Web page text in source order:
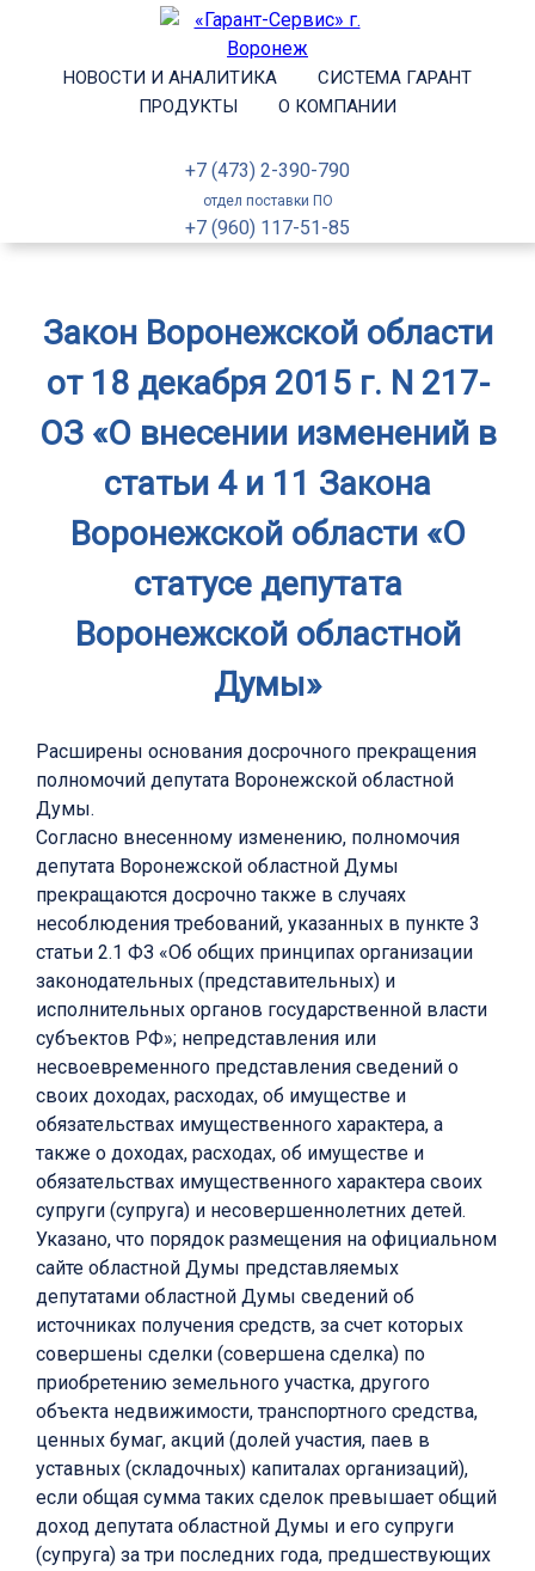
НОВОСТИ И АНАЛИТИКА
СИСТЕМА ГАРАНТ
ПРОДУКТЫ
О КОМПАНИИ
+7 (473) 2-390-790
отдел поставки ПО
+7 (960) 117-51-85
Закон Воронежской области
от 18 декабря 2015 г. N 217-
ОЗ «О внесении изменений в
статьи 4 и 11 Закона
Воронежской области «О
статусе депутата
Воронежской областной
Думы»
Расширены основания досрочного прекращения
полномочий депутата Воронежской областной
Думы.
Согласно внесенному изменению, полномочия
депутата Воронежской областной Думы
прекращаются досрочно также в случаях
несоблюдения требований, указанных в пункте 3
статьи 2.1 ФЗ «Об общих принципах организации
законодательных (представительных) и
исполнительных органов государственной власти
субъектов РФ»; непредставления или
несвоевременного представления сведений о
своих доходах, расходах, об имуществе и
обязательствах имущественного характера, а
также о доходах, расходах, об имуществе и
обязательствах имущественного характера своих
супруги (супруга) и несовершеннолетних детей.
Указано, что порядок размещения на официальном
сайте областной Думы представляемых
депутатами областной Думы сведений об
источниках получения средств, за счет которых
совершены сделки (совершена сделка) по
приобретению земельного участка, другого
объекта недвижимости, транспортного средства,
ценных бумаг, акций (долей участия, паев в
уставных (складочных) капиталах организаций),
если общая сумма таких сделок превышает общий
доход депутата областной Думы и его супруги
(супруга) за три последних года, предшествующих